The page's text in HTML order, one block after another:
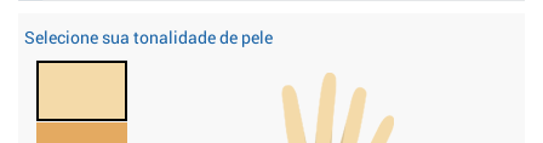
Selecione sua tonalidade de pele